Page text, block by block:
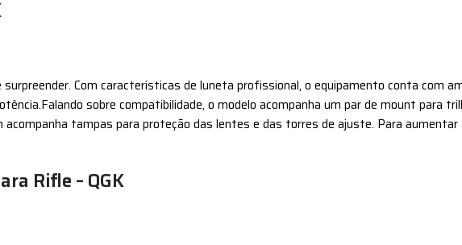
Com características de luneta profissional, o equipamento conta com
sobre compatibilidade, o modelo acompanha um par de mount para
tampas para proteção das lentes e das torres de ajuste. Para
Rifle – QGK